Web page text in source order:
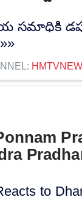
సమాధికి
to